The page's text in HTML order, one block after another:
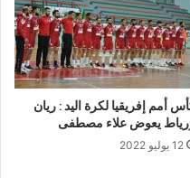
أمم إفريقيا لكرة اليد : ريان
يعوض علاء مصطفى
12 يوليو 2022